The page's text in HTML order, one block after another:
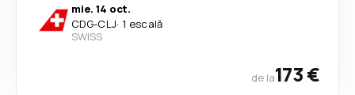
mie. 14 oct.
CDG-CLJ· 1 escală
SWISS
de la173 €